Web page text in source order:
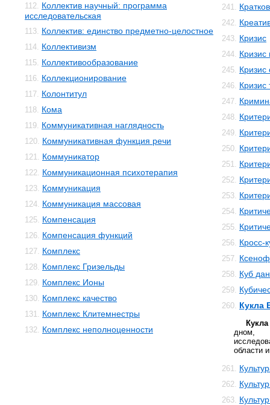
112. Коллектив научный: программа
исследовательская
113. Коллектив: единство предметно-целостное
114. Коллективизм
115. Коллективообразование
116. Коллекционирование
117. Колонтитул
118. Кома
119. Коммуникативная наглядность
120. Коммуникативная функция речи
121. Коммуникатор
122. Коммуникационная психотерапия
123. Коммуникация
124. Коммуникация массовая
125. Компенсация
126. Компенсация функций
127. Комплекс
128. Комплекс Гризельды
129. Комплекс Ионы
130. Комплекс качество
131. Комплекс Клитемнестры
132. Комплекс неполноценности
241.
242.
243. Кризис
244. Кризис
245. Кризис
246. Кризис
247.
248.
249.
250.
251.
252.
253.
254.
255.
256. Кросс-
257.
258. Куб
259.
260. Кукла
дном,
области
261.
262.
263.